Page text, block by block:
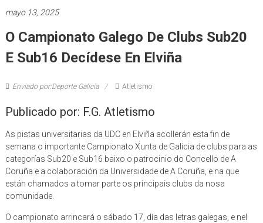
mayo 13, 2025
O Campionato Galego De Clubs Sub20
E Sub16 Decídese En Elviña
Enviado por:Deporte Galicia Atletismo
Publicado por: F.G. Atletismo
As pistas universitarias da UDC en Elviña acollerán esta fin de
semana o importante Campionato Xunta de Galicia de clubs para as
categorías Sub20 e Sub16 baixo o patrocinio do Concello de A
Coruña e a colaboración da Universidade de A Coruña, e na que
están chamados a tomar parte os principais clubs da nosa
comunidade.
O campionato arrincará o sábado 17, día das letras galegas, e nel